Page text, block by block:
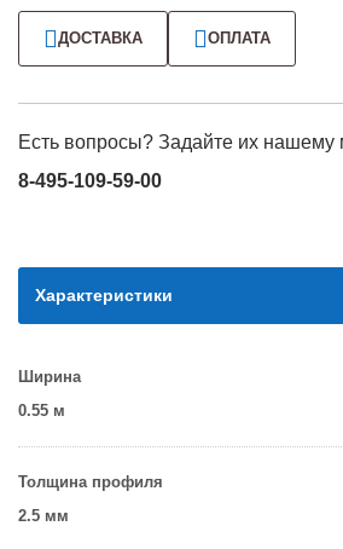
ДОСТАВКА ОПЛАТА
Есть вопросы? Задайте их нашему
8-495-109-59-00
Характеристики
Ширина
0.55 м
Толщина профиля
2.5 мм